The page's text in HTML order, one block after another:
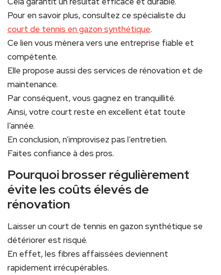
Pour en savoir plus, consultez ce spécialiste du
court de tennis en gazon synthétique.
Ce lien vous mènera vers une entreprise fiable et
compétente.
Elle propose aussi des services de rénovation et de
maintenance.
Par conséquent, vous gagnez en tranquillité.
Ainsi, votre court reste en excellent état toute
l’année.
En conclusion, n’improvisez pas l’entretien.
Faites confiance à des pros.
Pourquoi brosser régulièrement
évite les coûts élevés de
rénovation
Laisser un court de tennis en gazon synthétique se
détériorer est risqué.
En effet, les fibres affaissées deviennent
rapidement irrécupérables.